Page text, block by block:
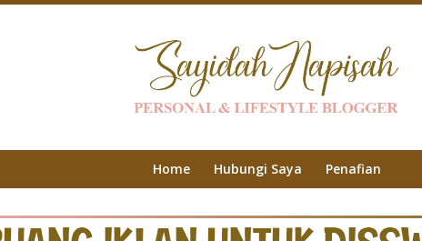
Home Hubungi Saya Penafian